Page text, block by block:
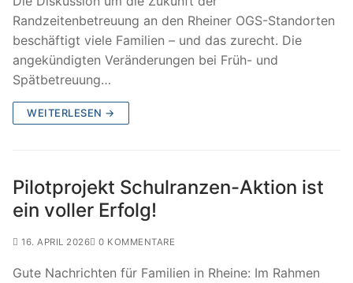
Randzeitenbetreuung an den Rheiner OGS-Standorten
beschäftigt viele Familien – und das zurecht. Die
angekündigten Veränderungen bei Früh- und
Spätbetreuung…
WEITERLESEN →
Pilotprojekt Schulranzen-Aktion ist
ein voller Erfolg!
16. APRIL 2026 0 KOMMENTARE
Gute Nachrichten für Familien in Rheine: Im Rahmen